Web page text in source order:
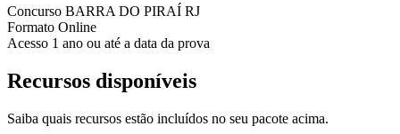
Concurso BARRA DO PIRAÍ RJ
Formato Online
Acesso 1 ano ou até a data da prova
Recursos disponíveis
Saiba quais recursos estão incluídos no seu pacote acima.